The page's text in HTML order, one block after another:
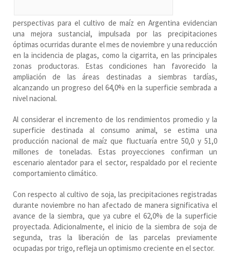
perspectivas para el cultivo de maíz en Argentina evidencian
una mejora sustancial, impulsada por las precipitaciones
óptimas ocurridas durante el mes de noviembre y una reducción
en la incidencia de plagas, como la cigarrita, en las principales
zonas productoras. Estas condiciones han favorecido la
ampliación de las áreas destinadas a siembras tardías,
alcanzando un progreso del 64,0% en la superficie sembrada a
nivel nacional.
Al considerar el incremento de los rendimientos promedio y la
superficie destinada al consumo animal, se estima una
producción nacional de maíz que fluctuaría entre 50,0 y 51,0
millones de toneladas. Estas proyecciones confirman un
escenario alentador para el sector, respaldado por el reciente
comportamiento climático.
Con respecto al cultivo de soja, las precipitaciones registradas
durante noviembre no han afectado de manera significativa el
avance de la siembra, que ya cubre el 62,0% de la superficie
proyectada. Adicionalmente, el inicio de la siembra de soja de
segunda, tras la liberación de las parcelas previamente
ocupadas por trigo, refleja un optimismo creciente en el sector.